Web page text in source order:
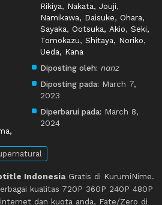
Rikiya, Nakata, Jouji,
Namikawa, Daisuke, Ohara,
Sayaka, Ootsuka, Akio,Seki,
Tomokazu,Shitaya, Noriko,
Ueda, Kana
Diposting oleh: nanz
Diposting pada: March 7,
2023
Diperbarui pada: March 8,
2024
Indonesia Gratis di KurumiNime.
kualitas 720P 360P 240P 480P
dan kuota anda, Fate/Zero di